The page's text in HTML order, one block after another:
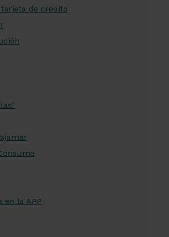
de crédito
en la APP